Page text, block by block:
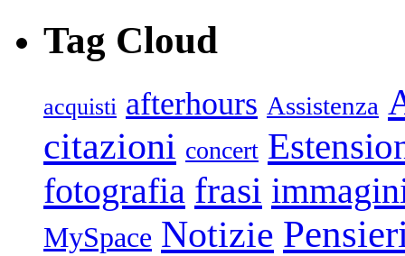
Tag Cloud
acquisti afterhours Assistenza
citazioni concert
fotografia frasi
MySpace Notizie